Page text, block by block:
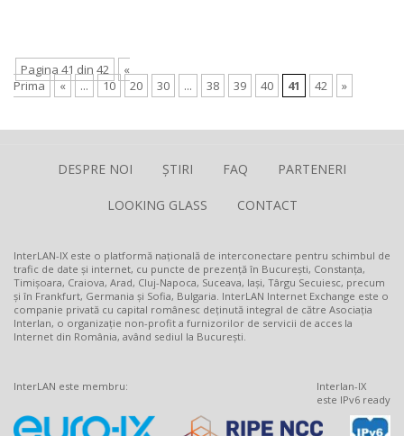
Pagina 41 din 42
«
Prima
« ... 10 20 30 ... 38 39 40 41 42 »
DESPRE NOI ȘTIRI FAQ PARTENERI
LOOKING GLASS CONTACT
InterLAN-IX este o platformă națională de interconectare pentru schimbul de
trafic de date și internet, cu puncte de prezență în București, Constanța,
Timișoara, Craiova, Arad, Cluj-Napoca, Suceava, Iași, Târgu Secuiesc, precum
și în Frankfurt, Germania și Sofia, Bulgaria. InterLAN Internet Exchange este o
companie privată cu capital românesc deținută integral de către Asociația
Interlan, o organizație non-profit a furnizorilor de servicii de acces la
Internet din România, având sediul la București.
InterLAN este membru:
Interlan-IX
este IPv6 ready